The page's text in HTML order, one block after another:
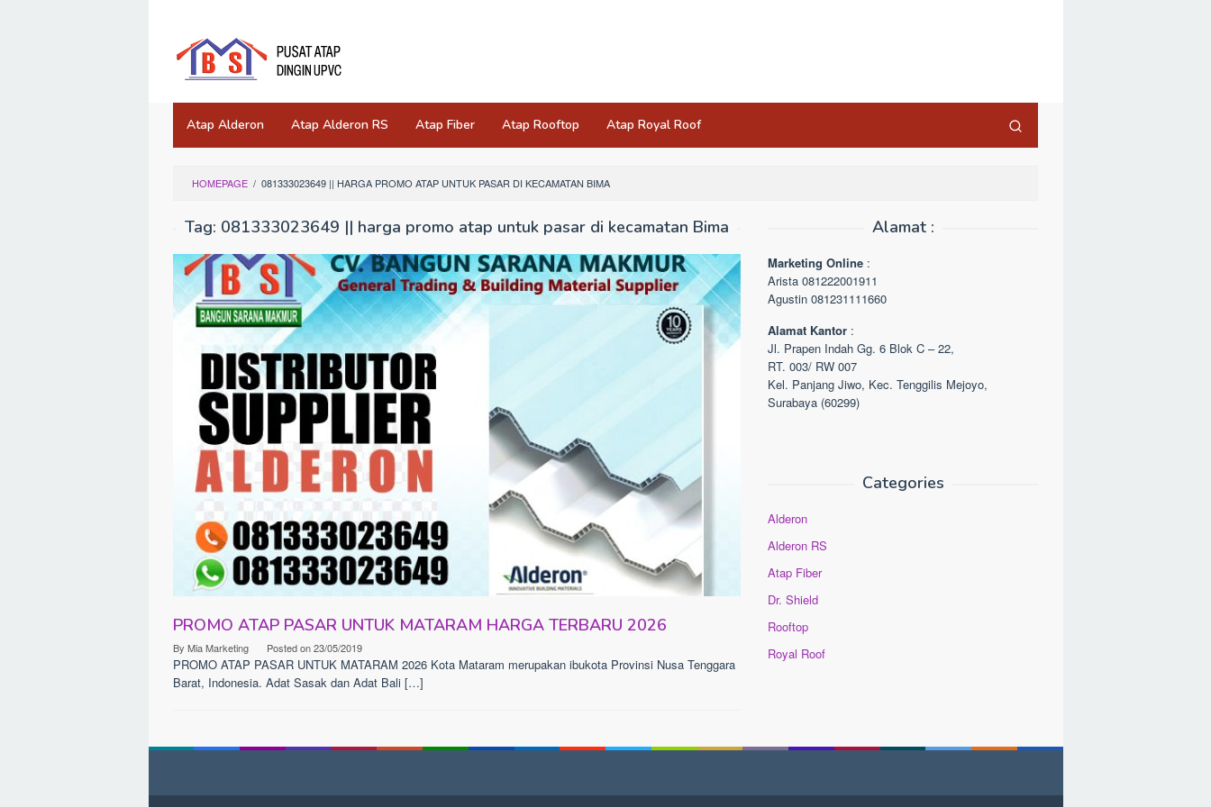
content
Atap Alderon Atap Alderon RS Atap Fiber Atap Rooftop Atap Royal Roof
HOMEPAGE / 081333023649 || HARGA PROMO ATAP UNTUK PASAR DI KECAMATAN BIMA
Tag: 081333023649 || harga promo atap untuk pasar di kecamatan Bima
PROMO ATAP PASAR UNTUK MATARAM HARGA TERBARU 2026
By Mia Marketing Posted on23/05/2019
PROMO ATAP PASAR UNTUK MATARAM 2026 Kota Mataram merupakan ibukota Provinsi Nusa Tenggara
Barat, Indonesia. Adat Sasak dan Adat Bali […]
Alamat :
Marketing Online :
Arista 081222001911
Agustin 081231111660
Alamat Kantor :
Jl. Prapen Indah Gg. 6 Blok C – 22,
RT. 003/ RW 007
Kel. Panjang Jiwo, Kec. Tenggilis Mejoyo,
Surabaya (60299)
Categories
Alderon
Alderon RS
Atap Fiber
Dr. Shield
Rooftop
Royal Roof